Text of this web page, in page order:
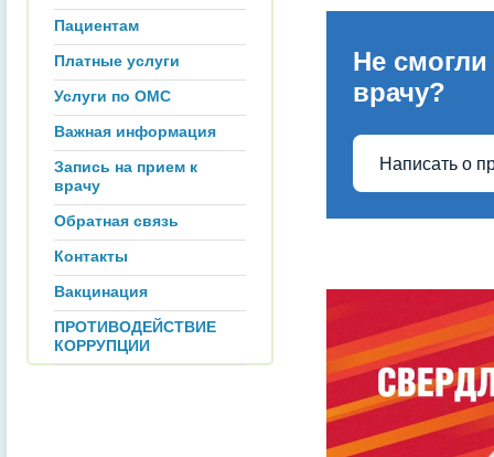
Пациентам
Платные услуги
Услуги по ОМС
Важная информация
Запись на прием к
врачу
Обратная связь
Контакты
Вакцинация
ПРОТИВОДЕЙСТВИЕ
КОРРУПЦИИ
Не смогли
врачу?
Написать о